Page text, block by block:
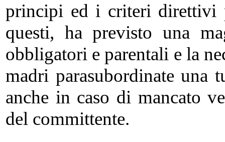
principi ed i criteri direttivi
questi, ha previsto una
obbligatori e parentali e la
madri parasubordinate una
anche in caso di mancato
del committente.